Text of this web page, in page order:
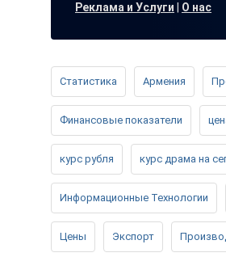
Реклама и Услуги О нас
Статистика Армения
Финансовые показатели
курс рубля курс драма на
Информационные Технологии
Цены Экспорт